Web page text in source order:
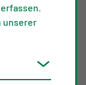
unserer